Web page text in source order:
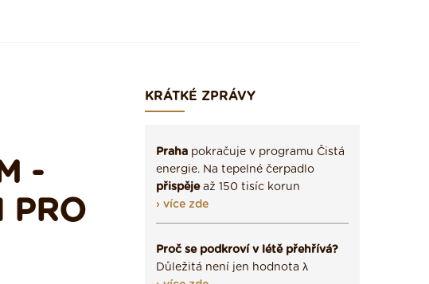
-
PRO
KRÁTKÉ ZPRÁVY
Praha pokračuje v programu Čistá
energie. Na tepelné čerpadlo
přispějeaž 150 tisíc korun
› více zde
Proč se podkroví v létě přehřívá?
Důležitá není jen hodnota λ